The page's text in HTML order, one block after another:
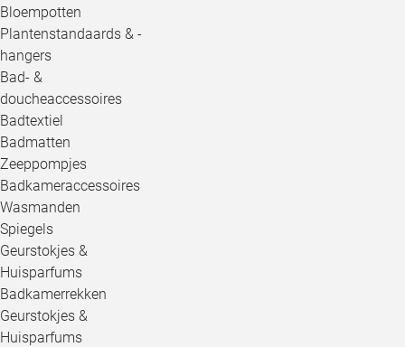
Bloempotten
Plantenstandaards & -
hangers
Bad- &
doucheaccessoires
Badtextiel
Badmatten
Zeeppompjes
Badkameraccessoires
Wasmanden
Spiegels
Geurstokjes &
Huisparfums
Badkamerrekken
Geurstokjes &
Huisparfums